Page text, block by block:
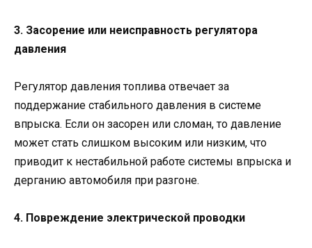
3. Засорение или неисправность регулятора
давления
Регулятор давления топлива отвечает за
поддержание стабильного давления в системе
впрыска. Если он засорен или сломан, то давление
может стать слишком высоким или низким, что
приводит к нестабильной работе системы впрыска и
дерганию автомобиля при разгоне.
4. Повреждение электрической проводки